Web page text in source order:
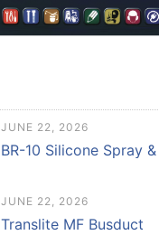
JUNE 22, 2026
BR-10 Silicone Spray
JUNE 22, 2026
Translite MF Busduct